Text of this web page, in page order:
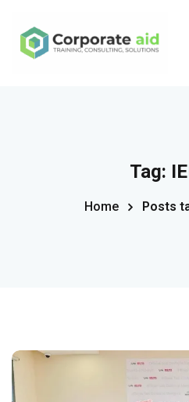
Tag:
Home Posts
Sign in